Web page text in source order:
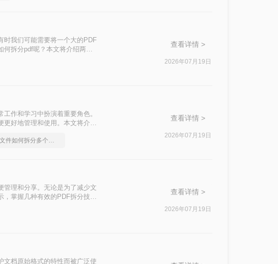
时我们可能需要将一个大的PDF
何拆分pdf呢？本文将介绍两种
查看详情 >
2026年07月19日
作和学习中扮演着重要角色。
更好地管理和使用。本文将介绍
pdf一个文件如何拆分多个文件
查看详情 >
2026年07月19日
管理和分享。无论是为了减少文
，掌握几种有效的PDF拆分技巧
查看详情 >
2026年07月19日
文档原始格式的特性而被广泛使